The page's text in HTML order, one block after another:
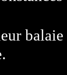
balaie